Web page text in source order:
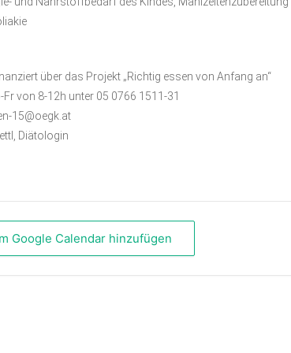
über das Projekt „Richtig essen von Anfang an“
Fr von 8-12h unter 05 0766 1511-31
15@oegk.at
Diätologin
Google Calendar hinzufügen
–